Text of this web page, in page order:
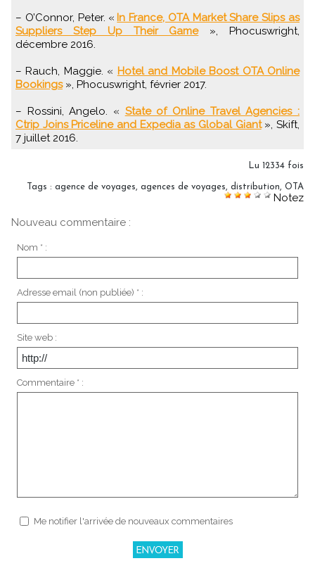
– O’Connor, Peter. « In France, OTA Market Share Slips as
Suppliers Step Up Their Game», Phocuswright,
décembre 2016.
– Rauch, Maggie. « Hotel and Mobile Boost OTA Online
Bookings», Phocuswright, février 2017.
– Rossini, Angelo. « State of Online Travel Agencies :
Ctrip Joins Priceline and Expedia as Global Giant», Skift,
7 juillet 2016.
Lu 12334 fois
Tags : agence de voyages, agences de voyages, distribution, OTA
Notez
Nouveau commentaire :
Nom * :
Adresse email (non publiée) * :
Site web :
Commentaire * :
Me notifier l'arrivée de nouveaux commentaires